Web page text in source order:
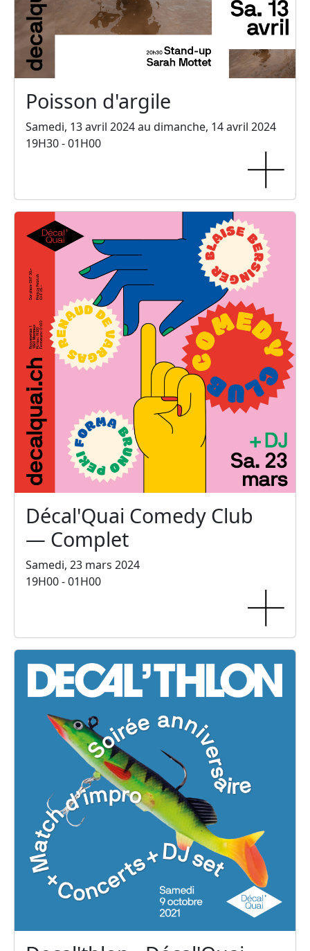
Poisson d'argile
Samedi, 13 avril 2024 au dimanche, 14 avril 2024
19H30 - 01H00
Décal'Quai Comedy Club
— Complet
Samedi, 23 mars 2024
19H00 - 01H00